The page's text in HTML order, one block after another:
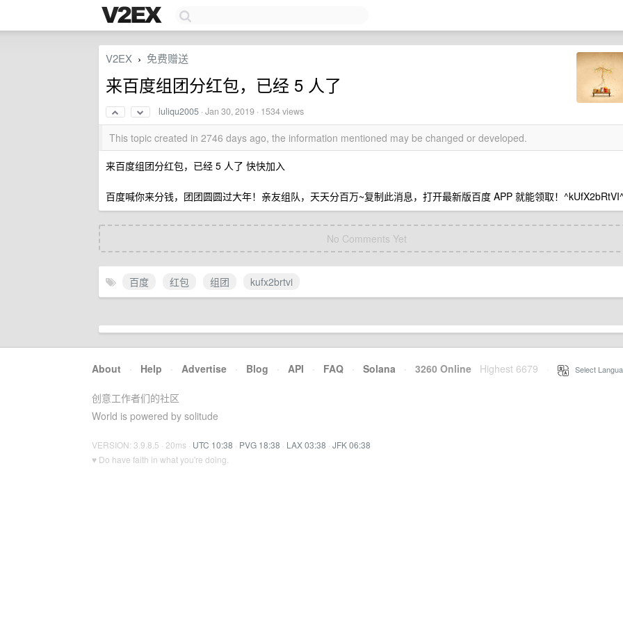
V2EX › 免费赠送
来百度组团分红包，已经 5 人了
luliqu2005 ·Jan 30, 2019 · 1534 views
This topic created in 2746 days ago, the information mentioned may be changed or developed.
来百度组团分红包，已经 5 人了 快快加入
百度喊你来分钱，团团圆圆过大年！亲友组队，天天分百万~复制此消息，打开最新版百度 APP 就能领取！
No Comments Yet
百度 红包 组团 kufx2brtvi
About · Help · Advertise · Blog · API · FAQ · Solana · 3260 Online Highest 6679 Select
创意工作者们的社区
World is powered by solitude
VERSION: 3.9.8.5 · 20ms · UTC 10:38 · PVG 18:38 · LAX 03:38 · JFK 06:38
♥ Do have faith in what you're doing.